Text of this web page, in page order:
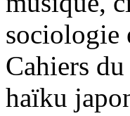
sociologie
Cahiers
haïku